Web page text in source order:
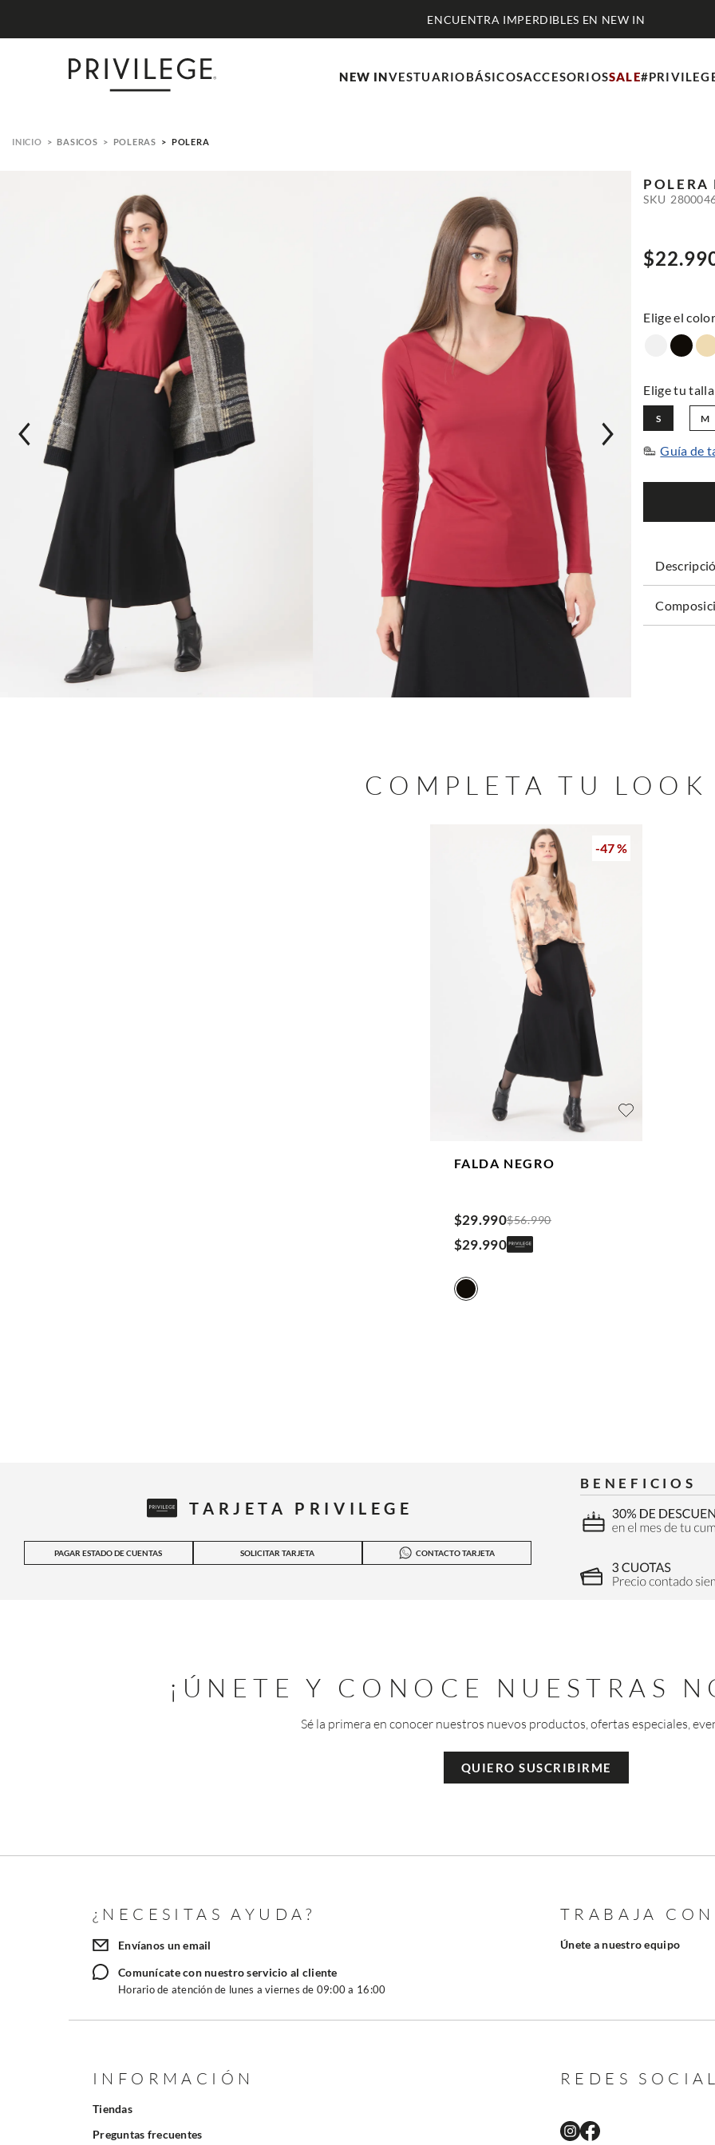
ENCUENTRA IMPERDIBLES EN NEW IN
NEW INVESTUARIOBÁSICOSACCESORIOSSALE
BASICOS POLERAS POLERA
POLERA
SKU
$22.
M
S
Guía de
COMPLETA TU LOOK
-47 %
FALDA NEGRO
$29.990$56.990
$29.990
TARJETA PRIVILEGE
PAGAR ESTADO DE CUENTAS SOLICITAR TARJETA CONTACTO TARJETA
BENEFICIOS
¡ÚNETE Y CONOCE NUESTRAS
Sé la primera en conocer nuestros nuevos productos, ofertas especiales,
QUIERO SUSCRIBIRME
¿NECESITAS AYUDA?
Envíanos un email
Comunícate con nuestro servicio al cliente
Horario de atención de lunes a viernes de 09:00 a 16:00
TRABAJA
Únete a nuestro equipo
INFORMACIÓN
Tiendas
Preguntas frecuentes
REDES